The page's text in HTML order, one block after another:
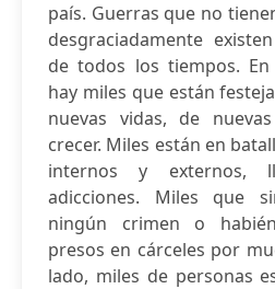
país. Guerras que no
desgraciadamente
de todos los tiempos.
hay miles que están
nuevas vidas, de
crecer. Miles están en
internos y externos,
adicciones. Miles que
ningún crimen o
presos en cárceles por
lado, miles de personas